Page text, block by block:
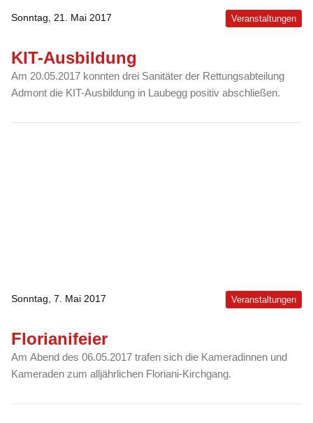
Sonntag, 21. Mai 2017 Veranstaltungen
KIT-Ausbildung
Am 20.05.2017 konnten drei Sanitäter der Rettungsabteilung
Admont die KIT-Ausbildung in Laubegg positiv abschließen.
Sonntag, 7. Mai 2017 Veranstaltungen
Florianifeier
Am Abend des 06.05.2017 trafen sich die Kameradinnen und
Kameraden zum alljährlichen Floriani-Kirchgang.